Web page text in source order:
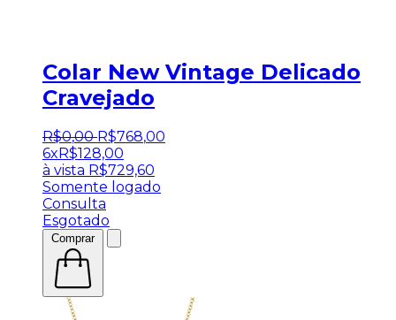
Colar New Vintage Delicado
Cravejado
R$0,00 R$768,00
6xR$128,00
à vista R$729,60
Somente logado
Consulta
Esgotado
Comprar